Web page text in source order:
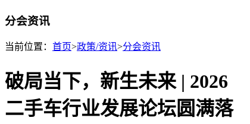
分会资讯
当前位置： 首页>政策/资讯>分会资讯
破局当下，新生未来 | 2026
二手车行业发展论坛圆满落